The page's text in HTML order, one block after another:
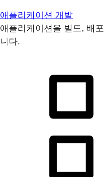
애플리케이션 개발
애플리케이션을 빌드, 배
니다.